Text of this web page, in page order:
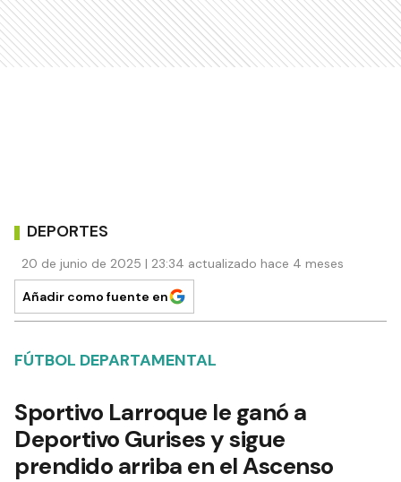
DEPORTES
20 de junio de 2025 | 23:34 actualizado hace 4 meses
Añadir como fuente en
FÚTBOL DEPARTAMENTAL
Sportivo Larroque le ganó a
Deportivo Gurises y sigue
prendido arriba en el Ascenso